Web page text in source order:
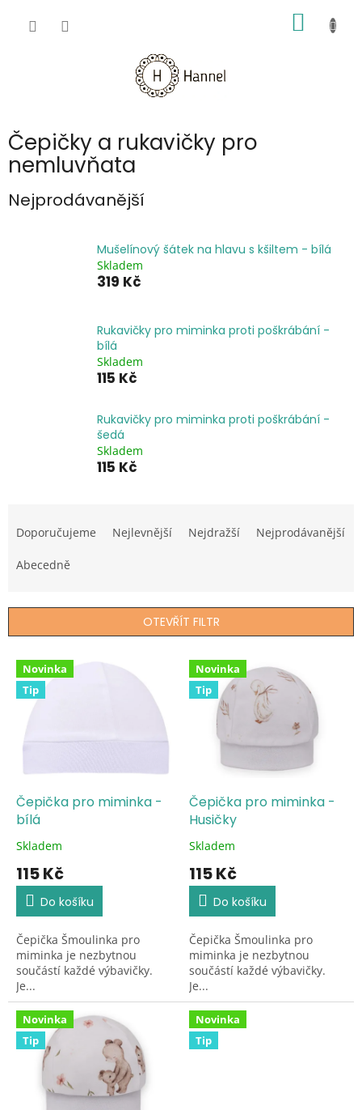
Čepičky a rukavičky pro
nemluvňata
Nejprodávanější
Mušelínový šátek na hlavu s kšiltem - bílá
Skladem
319 Kč
Rukavičky pro miminka proti poškrábání -
bílá
Skladem
115 Kč
Rukavičky pro miminka proti poškrábání -
šedá
Skladem
115 Kč
a
e
í
r
o
d
Doporučujeme Nejlevnější Nejdražší Nejprodávanější
Abecedně
OTEVŘÍT FILTR
V
p
d
Novinka
Tip
Čepička pro miminka -
bílá
Průměrné
hodnocení
produktu
5,0
5
hvězdiček.
Skladem
115 Kč
Do košíku
Čepička Šmoulinka pro
miminka je nezbytnou
součástí každé výbavičky.
Je...
Novinka
Tip
Čepička pro miminka -
Husičky
Průměrné
hodnocení
produktu
5,0
5
hvězdiček.
Skladem
115 Kč
Do košíku
Čepička Šmoulinka pro
miminka je nezbytnou
součástí každé výbavičky.
Je...
Novinka
Tip
Novinka
Tip